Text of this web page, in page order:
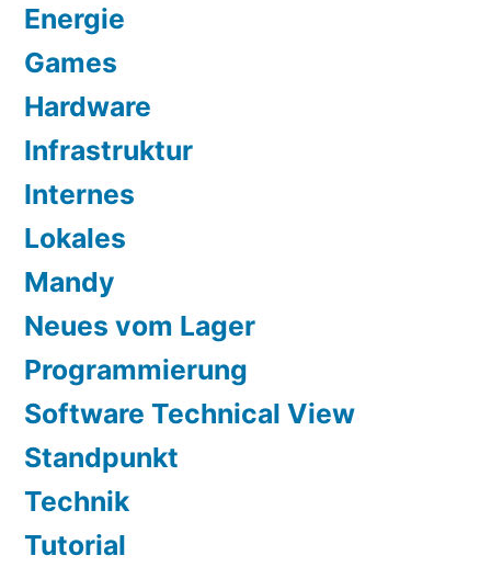
Energie
Games
Hardware
Infrastruktur
Internes
Lokales
Mandy
Neues vom Lager
Programmierung
Software Technical View
Standpunkt
Technik
Tutorial